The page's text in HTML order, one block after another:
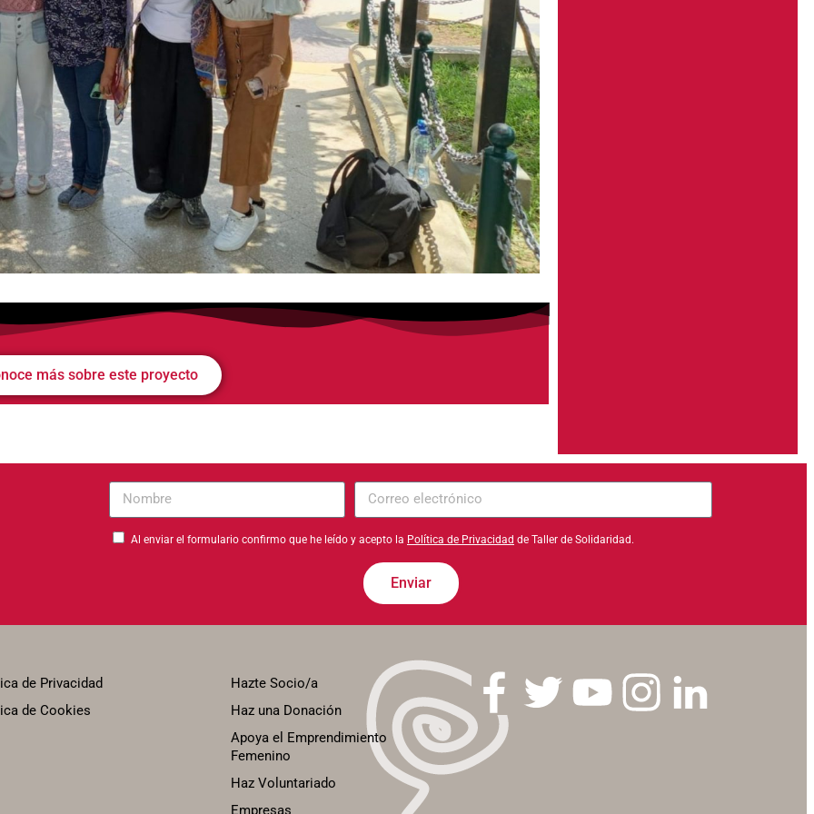
más sobre este proyecto
Nombre
Correo
electrónico
Al enviar el formulario confirmo que he leído y acepto la Política de Privacidad de Taller de Solidaridad.
Enviar
de Privacidad
de Cookies
Hazte Socio/a
Haz una Donación
Apoya el Emprendimiento
Femenino
Haz Voluntariado
Empresas